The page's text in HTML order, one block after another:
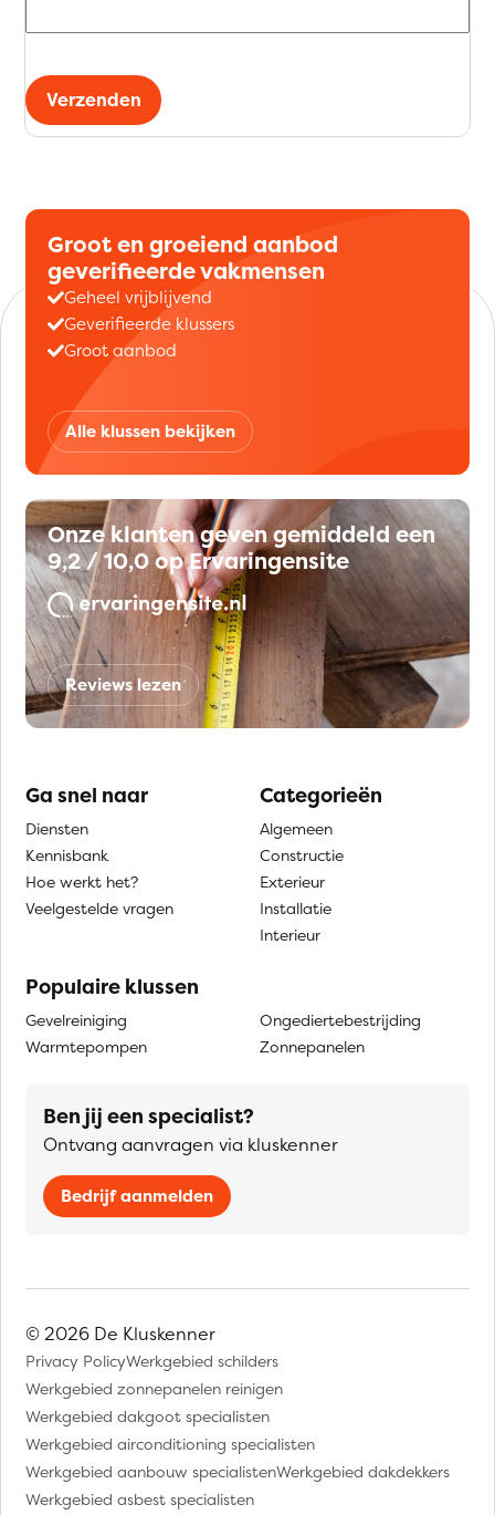
Verzenden
Groot en groeiend aanbod
geverifieerde vakmensen
Geheel vrijblijvend
Geverifieerde klussers
Groot aanbod
Alle klussen bekijken
Onze klanten geven gemiddeld een
9,2 / 10,0 op Ervaringensite
Reviews lezen
Ga snel naar
Diensten
Kennisbank
Hoe werkt het?
Veelgestelde vragen
Categorieën
Algemeen
Constructie
Exterieur
Installatie
Interieur
Populaire klussen
Gevelreiniging
Warmtepompen
Ongediertebestrijding
Zonnepanelen
Ben jij een specialist?
Ontvang aanvragen via kluskenner
Bedrijf aanmelden
© 2026 De Kluskenner
Privacy PolicyWerkgebied schilders
Werkgebied zonnepanelen reinigen
Werkgebied dakgoot specialisten
Werkgebied airconditioning specialisten
Werkgebied aanbouw specialistenWerkgebied dakdekkers
Werkgebied asbest specialisten